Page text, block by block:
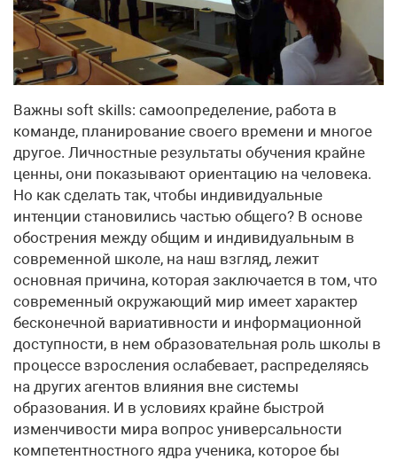
Важны soft skills: самоопределение, работа в
команде, планирование своего времени и многое
другое. Личностные результаты обучения крайне
ценны, они показывают ориентацию на человека.
Но как сделать так, чтобы индивидуальные
интенции становились частью общего? В основе
обострения между общим и индивидуальным в
современной школе, на наш взгляд, лежит
основная причина, которая заключается в том, что
современный окружающий мир имеет характер
бесконечной вариативности и информационной
доступности, в нем образовательная роль школы в
процессе взросления ослабевает, распределяясь
на других агентов влияния вне системы
образования. И в условиях крайне быстрой
изменчивости мира вопрос универсальности
компетентностного ядра ученика, которое бы